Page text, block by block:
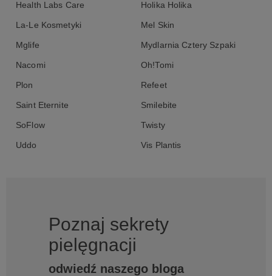
Health Labs Care Holika Holika
La-Le Kosmetyki Mel Skin
Mglife Mydlarnia Cztery Szpaki
Nacomi Oh!Tomi
Plon Refeet
Saint Eternite Smilebite
SoFlow Twisty
Uddo Vis Plantis
Poznaj sekrety
pielęgnacji
odwiedź naszego bloga